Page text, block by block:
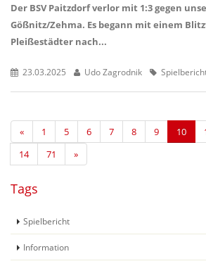
Der BSV Paitzdorf verlor mit 1:3 gegen
Gößnitz/Zehma. Es begann mit einem
Pleißestädter nach...
23.03.2025 Udo Zagrodnik
« 1 5 6 7 8 9 10
14
71 »
Tags
Spielbericht
Information